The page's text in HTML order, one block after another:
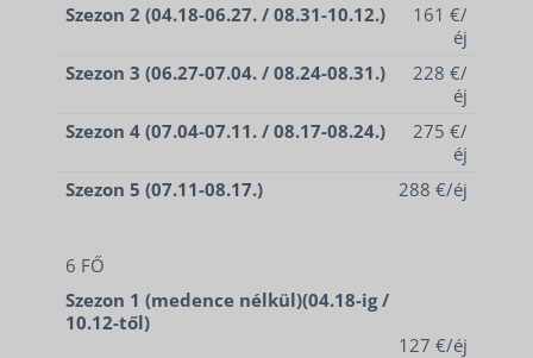
Szezon 2 (04.18-06.27. / 08.31-10.12.)
161 €/
éj
Szezon 3 (06.27-07.04. / 08.24-08.31.)
228 €/
éj
Szezon 4 (07.04-07.11. / 08.17-08.24.)
275 €/
éj
Szezon 5 (07.11-08.17.)
288 €/éj
6 FŐ
Szezon 1 (medence nélkül)(04.18-ig /
10.12-től)
127 €/éj